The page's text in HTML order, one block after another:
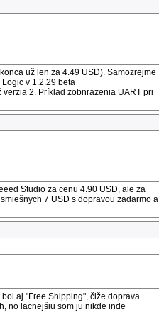
už len za 4.49 USD). Samozrejme
v 1.2.29 beta
2. Príklad zobnrazenia UART pri
Studio za cenu 4.90 USD, ale za
7 USD s dopravou zadarmo a
aj "Free Shipping", čiže doprava
no lacnejšiu som ju nikde inde